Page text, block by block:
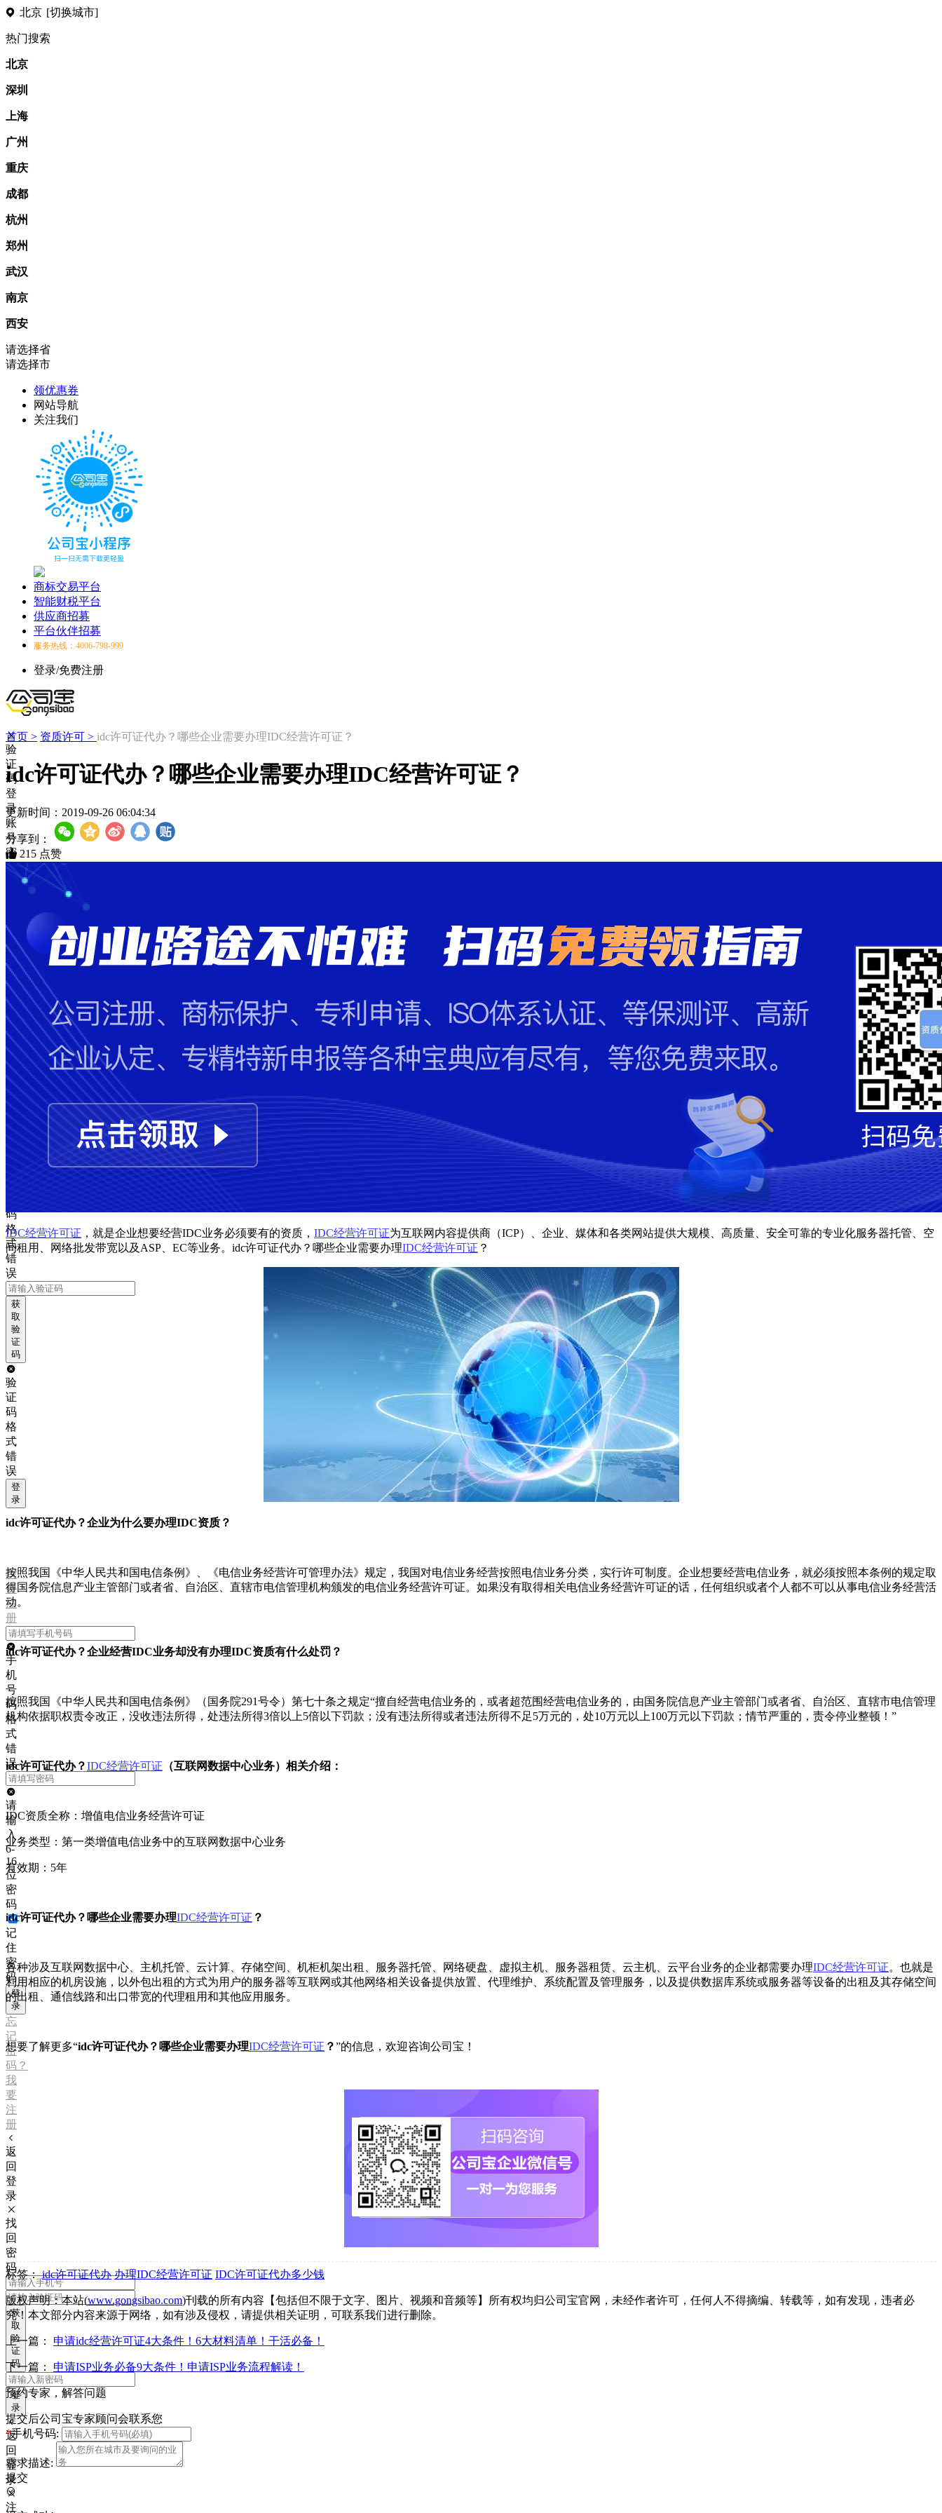
北京 [切换城市]
热门搜索
北京
深圳
上海
广州
重庆
成都
杭州
郑州
武汉
南京
西安
请选择省
请选择市
领优惠券
网站导航
关注我们
商标交易平台
智能财税平台
供应商招募
平台伙伴招募
服务热线：4006-798-999
登录/免费注册
验
证
码
登
录
账
号
密
码
登
录
失
败
手
机
号
码
格
式
错
误
码
格
式
错
误
获
取
验
证
码
验
证
码
格
式
错
误
登
录
我
要
注
册
手
机
号
码
格
式
错
误
请
输
入
6-
16
位
密
码
记
住
密
码
登
录
忘
记
密
码？
我
要
注
册
返
回
登
录
找
回
密
码
获
取
验
证
码
登
录
返
回
登
录
注
首页 > 资质许可 > idc许可证代办？哪些企业需要办理IDC经营许可证？
idc许可证代办？哪些企业需要办理IDC经营许可证？
更新时间： 2019-09-26 06:04:34
分享到：
215 点赞
IDC经营许可证 ，就是企业想要经营IDC业务必须要有的资质， IDC经营许可证为互联网内容提供商（ICP）、企业、媒体和各类网站提供大规模、高质量、安全可靠的专业化服务器托管、空
间租用、网络批发带宽以及ASP、EC等业务。idc许可证代办？哪些企业需要办理IDC经营许可证 ？
idc许可证代办？企业为什么要办理IDC资质？
按照我国《中华人民共和国电信条例》、《电信业务经营许可管理办法》规定，我国对电信业务经营按照电信业务分类，实行许可制度。企业想要经营电信业务，就必须按照本条例的规定取
得国务院信息产业主管部门或者省、自治区、直辖市电信管理机构颁发的电信业务经营许可证。如果没有取得相关电信业务经营许可证的话，任何组织或者个人都不可以从事电信业务经营活
动。
idc许可证代办？企业经营IDC业务却没有办理IDC资质有什么处罚？
按照我国《中华人民共和国电信条例》（国务院291号令）第七十条之规定“擅自经营电信业务的，或者超范围经营电信业务的，由国务院信息产业主管部门或者省、自治区、直辖市电信管理
机构依据职权责令改正，没收违法所得，处违法所得3倍以上5倍以下罚款；没有违法所得或者违法所得不足5万元的，处10万元以上100万元以下罚款；情节严重的，责令停业整顿！”
idc许可证代办？IDC经营许可证 （互联网数据中心业务）相关介绍：
IDC资质全称：增值电信业务经营许可证
业务类型：第一类增值电信业务中的互联网数据中心业务
有效期：5年
idc许可证代办？哪些企业需要办理IDC经营许可证 ？
各种涉及互联网数据中心、主机托管、云计算、存储空间、机柜机架出租、服务器托管、网络硬盘、虚拟主机、服务器租赁、云主机、云平台业务的企业都需要办理IDC经营许可证。也就是
利用相应的机房设施，以外包出租的方式为用户的服务器等互联网或其他网络相关设备提供放置、代理维护、系统配置及管理服务，以及提供数据库系统或服务器等设备的出租及其存储空间
的出租、通信线路和出口带宽的代理租用和其他应用服务。
想要了解更多“idc许可证代办？哪些企业需要办理IDC经营许可证 ？”的信息，欢迎咨询公司宝！
标签：idc许可证代办 办理IDC经营许可证 IDC许可证代办多少钱
版权声明：本站(www.gongsibao.com)刊载的所有内容【包括但不限于文字、图片、视频和音频等】所有权均归公司宝官网，未经作者许可，任何人不得摘编、转载等，如有发现，违者必
究！本文部分内容来源于网络，如有涉及侵权，请提供相关证明，可联系我们进行删除。
上一篇： 申请idc经营许可证4大条件！6大材料清单！干活必备！
下一篇： 申请ISP业务必备9大条件！申请ISP业务流程解读！
预约专家，解答问题
提交后公司宝专家顾问会联系您
*手机号码:
需求描述:
提交